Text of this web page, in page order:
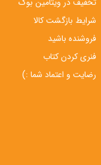
شرایط بازگشت کالا
فروشنده باشید
فنری کردن کتاب
رضایت و اعتماد شما :)